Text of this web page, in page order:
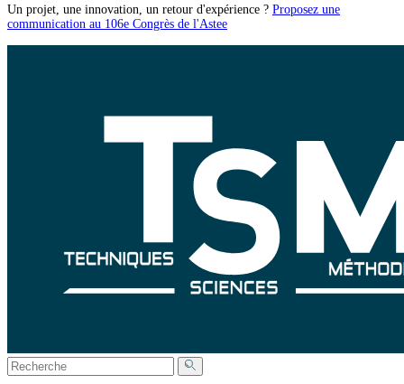
Un projet, une innovation, un retour d'expérience ? Proposez une
communication au 106e Congrès de l'Astee